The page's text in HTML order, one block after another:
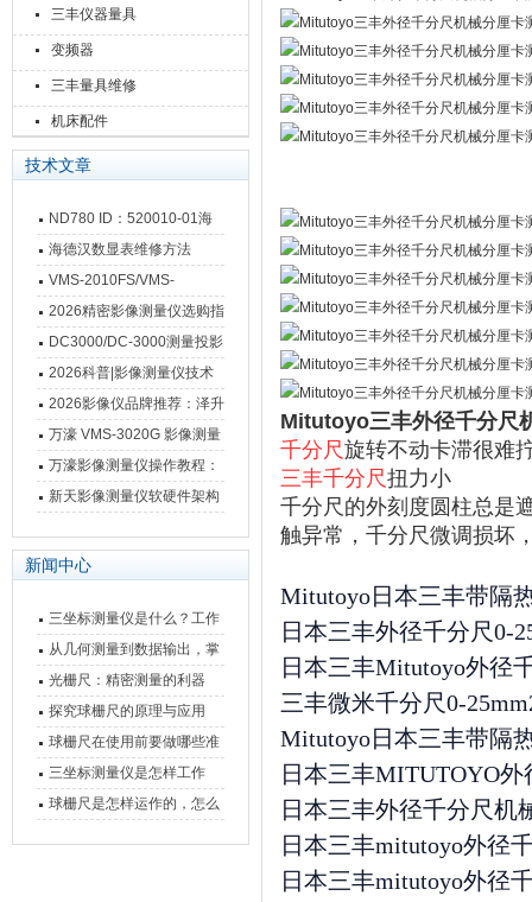
三丰仪器量具
变频器
三丰量具维修
机床配件
技术文章
ND780 ID：520010-01海
德汉数显表故障维修内容
海德汉数显表维修方法
VMS-2010FS/VMS-
3020FS/VMS-4030FS手动
影像测量仪技术参数
2026精密影像测量仪选购指
南 靠谱品牌一站式选型推荐
DC3000/DC-3000测量投影
仪万濠数据处理器数显表故
障维修方法
2026科普|影像测量仪技术
原理、分类及选型应用
2026影像仪品牌推荐：泽升
影像测量仪选型指南
万濠 VMS-3020G 影像测量
仪技术规格与应用解析
万濠影像测量仪操作教程：
从开机到出报告，新手也能
新天影像测量仪软硬件架构
新闻中心
三坐标测量仪是什么？工作
原理、分类与核心功能一次
讲清
从几何测量到数据输出，掌
握万濠影像测量仪的六大核
心能力
光栅尺：精密测量的利器
探究球栅尺的原理与应用
球栅尺在使用前要做哪些准
备工作？
三坐标测量仪是怎样工作
的，功能有什么优势？
球栅尺是怎样运作的，怎么
Mitutoyo三丰外径千分尺
千分尺旋转不动卡滞很难
三丰千分尺扭力小
千分尺的外刻度圆柱总是
触异常，千分尺微调损坏
Mitutoyo日本三丰带隔
日本三丰外径千分尺0-
日本三丰Mitutoyo外径
三丰微米千分尺0-
Mitutoyo日本三丰带隔
日本三丰MITUTOYO外
日本三丰外径千分尺机
日本三丰mitutoyo外径
日本三丰mitutoyo外径